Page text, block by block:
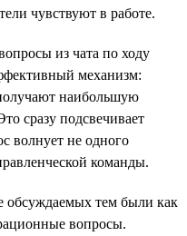
чувствуют в работе.
из чата по ходу
механизм:
наибольшую
сразу подсвечивает
волнует не одного
команды.
обсуждаемых тем были как
вопросы.